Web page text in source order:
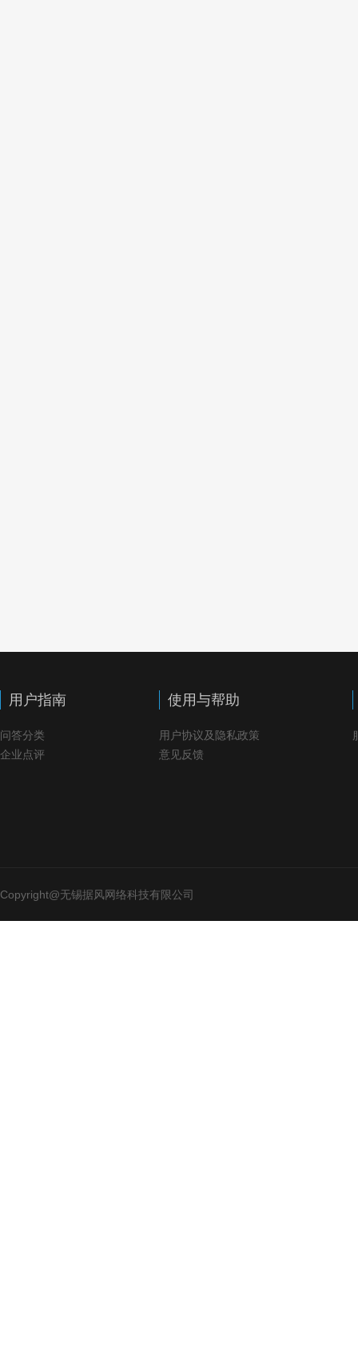
用户指南
问答分类
企业点评
使用与帮助
用户协议及隐私政策
意见反馈
Copyright@无锡据风网络科技有限公司